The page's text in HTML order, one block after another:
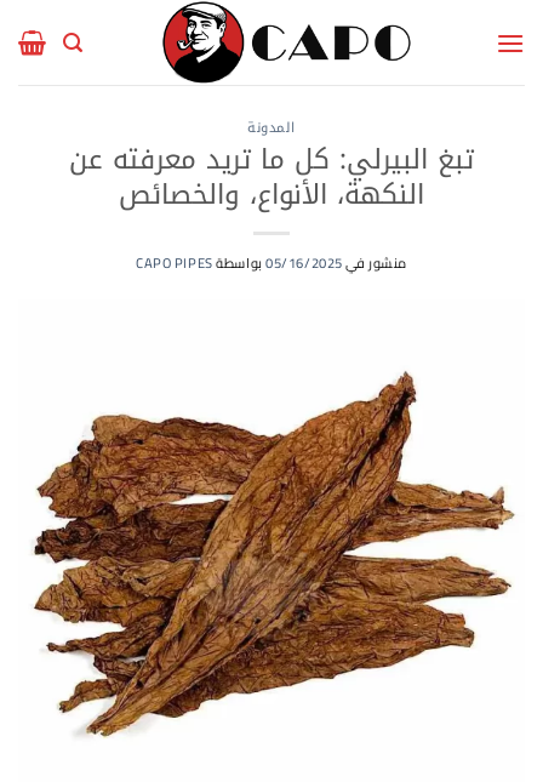
للمحتوى
المدونة
تبغ البيرلي: كل ما تريد معرفته عن
النكهة، الأنواع، والخصائص
منشور في05/16/2025 بواسطةCAPO PIPES